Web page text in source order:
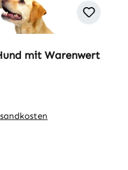
mit Warenwert
den